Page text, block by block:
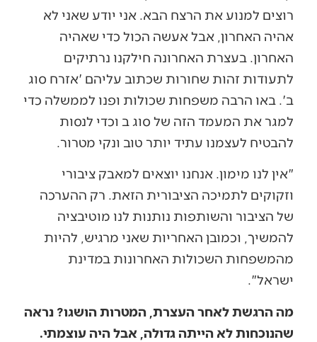
רוצים למנוע את הרצח הבא. אני יודע שאני לא
אהיה האחרון, אבל אעשה הכול כדי שאהיה
האחרון. בעצרת האחרונה חילקנו נרתיקים
לתעודות זהות שחורות שכתוב עליהם 'אזרח סוג
ב'. באו הרבה משפחות שכולות ופנו לממשלה כדי
למגר את המעמד הזה של סוג ב וכדי לנסות
להבטיח לעצמנו עתיד יותר טוב ונקי מטרור.
"אין לנו מימון. אנחנו יוצאים למאבק ציבורי
וזקוקים לתמיכה הציבורית הזאת. רק ההערכה
של הציבור והשותפות נותנות לנו מוטיבציה
להמשיך, וכמובן האחריות שאני מרגיש, להיות
מהמשפחות השכולות האחרונות במדינת
ישראל".
מה הרגשת לאחר העצרת, המטרות הושגו? נראה
שהנוכחות לא הייתה גדולה, אבל היה עוצמתי.